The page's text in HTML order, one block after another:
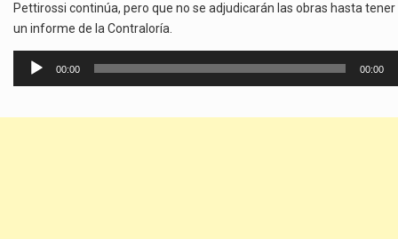
Pettirossi continúa, pero que no se adjudicarán las obras hasta tener
un informe de la Contraloría.
Reproductor
00:00 00:00